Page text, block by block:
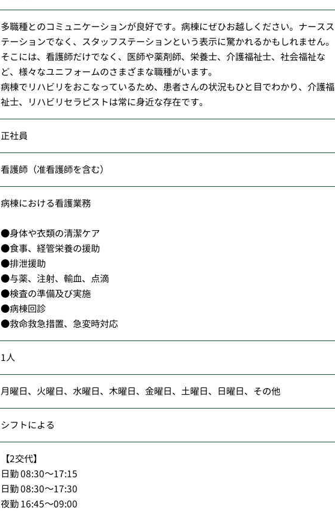
多職種とのコミュニケーションが良好です。病棟にぜひお越しください。ナースス
テーションでなく、スタッフステーションという表示に驚かれるかもしれません。
そこには、看護師だけでなく、医師や薬剤師、栄養士、介護福祉士、社会福祉な
ど、様々なユニフォームのさまざまな職種がいます。
病棟でリハビリをおこなっているため、患者さんの状況もひと目でわかり、介護福
祉士、リハビリセラピストは常に身近な存在です。
正社員
看護師（准看護師を含む）
病棟における看護業務
●身体や衣類の清潔ケア
●食事、経管栄養の援助
●排泄援助
●与薬、注射、輸血、点滴
●検査の準備及び実施
●病棟回診
●救命救急措置、急変時対応
1人
月曜日、火曜日、水曜日、木曜日、金曜日、土曜日、日曜日、その他
シフトによる
【2交代】
日勤 08:30～17:15
日勤 08:30～17:30
夜勤 16:45～09:00